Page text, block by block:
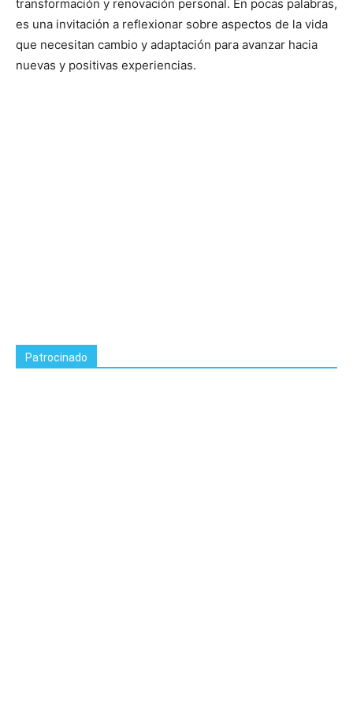
transformación y renovación personal. En pocas palabras,
es una invitación a reflexionar sobre aspectos de la vida
que necesitan cambio y adaptación para avanzar hacia
nuevas y positivas experiencias.
Patrocinado